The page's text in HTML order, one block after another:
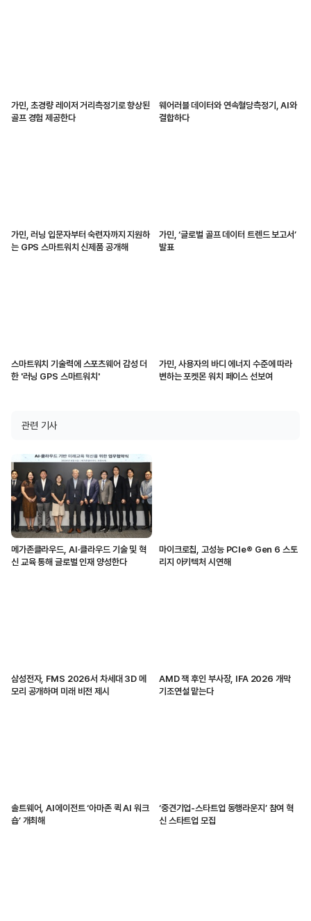
가민, 초경량 레이저 거리측정기로 향상된
골프 경험 제공한다
웨어러블 데이터와 연속혈당측정기, AI와
결합하다
가민, 러닝 입문자부터 숙련자까지 지원하
는 GPS 스마트워치 신제품 공개해
가민, ‘글로벌 골프 데이터 트렌드 보고서’
발표
스마트워치 기술력에 스포츠웨어 감성 더
한 '러닝 GPS 스마트워치'
가민, 사용자의 바디 에너지 수준에 따라
변하는 포켓몬 워치 페이스 선보여
관련 기사
메가존클라우드, AI·클라우드 기술 및 혁
신 교육 통해 글로벌 인재 양성한다
마이크로칩, 고성능 PCIe® Gen 6 스토
리지 아키텍처 시연해
삼성전자, FMS 2026서 차세대 3D 메
모리 공개하며 미래 비전 제시
AMD 잭 후인 부사장, IFA 2026 개막
기조연설 맡는다
솔트웨어, AI에이전트 ‘아마존 퀵 AI 워크
숍’ 개최해
‘중견기업-스타트업 동행라운지’ 참여 혁
신 스타트업 모집